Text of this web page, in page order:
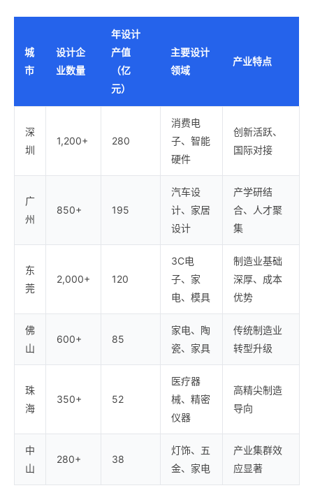
城
市
设计企
业数量
年设计
产值
（亿
元）
主要设计
领域
产业特点
深
圳
1,200+ 280
消费电
子、智能
硬件
创新活跃、
国际对接
广
州
850+ 195
汽车设
计、家居
设计
产学研结
合、人才聚
集
东
莞
2,000+ 120
3C电
子、家
电、模具
制造业基础
深厚、成本
优势
佛
山
600+ 85
家电、陶
瓷、家具
传统制造业
转型升级
珠
海
350+ 52
医疗器
械、精密
仪器
高精尖制造
导向
中
山
280+ 38
灯饰、五
金、家电
产业集群效
应显著